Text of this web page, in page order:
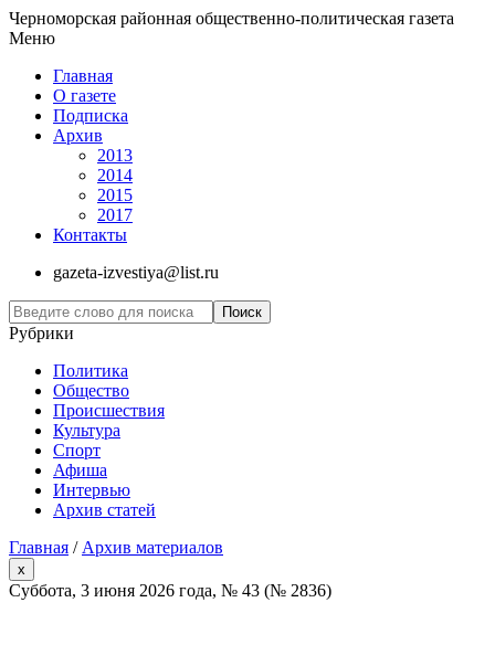
Черноморская районная общественно-политическая газета
Меню
Главная
О газете
Подписка
Архив
2013
2014
2015
2017
Контакты
gazeta-izvestiya@list.ru
Рубрики
Политика
Общество
Проиcшествия
Культура
Спорт
Афиша
Интервью
Архив статей
Главная / Архив материалов
x
Суббота, 3 июня 2026 года, № 43 (№ 2836)